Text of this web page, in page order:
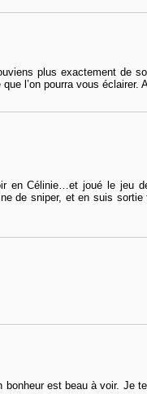
plus exactement de
l’on pourra vous éclairer.
en Célinie…et joué le jeu
de sniper, et en suis
est beau à voir. Je